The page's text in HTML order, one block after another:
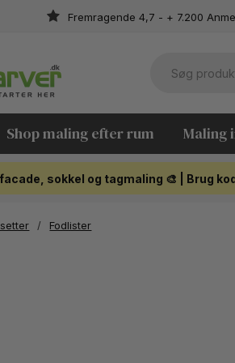
Fremragende 4,7 - + 7.200
Shop maling efter rum Maling
sokkel og tagmaling 🎨 | Brug
/ Fodlister